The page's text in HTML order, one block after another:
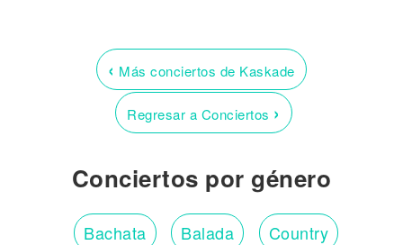
‹ Más conciertos de Kaskade
Regresar a Conciertos ›
Conciertos por género
Bachata Balada Country